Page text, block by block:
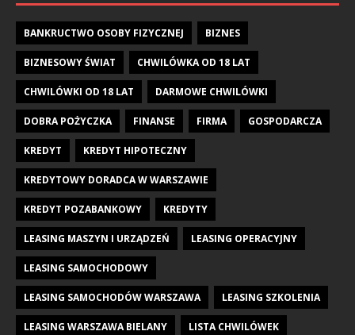
BANKRUCTWO OSOBY FIZYCZNEJ BIZNES
BIZNESOWY ŚWIAT CHWILÓWKA OD 18 LAT
CHWILÓWKI OD 18 LAT DARMOWE CHWILÓWKI
DOBRA POŻYCZKA FINANSE FIRMA GOSPODARCZA
KREDYT KREDYT HIPOTECZNY
KREDYTOWY DORADCA W WARSZAWIE
KREDYT POZABANKOWY KREDYTY
LEASING MASZYN I URZĄDZEŃ LEASING OPERACYJNY
LEASING SAMOCHODOWY
LEASING SAMOCHODÓW WARSZAWA LEASING SZKOLENIA
LEASING WARSZAWA BIELANY LISTA CHWILÓWEK